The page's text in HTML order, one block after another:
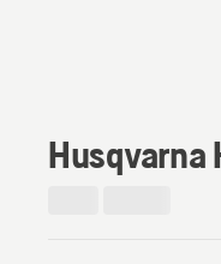
Husqvarna